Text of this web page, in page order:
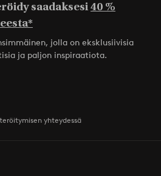
saadaksesi40 %
jolla on eksklusiivisia
ja paljon inspiraatiota.
yhteydessä